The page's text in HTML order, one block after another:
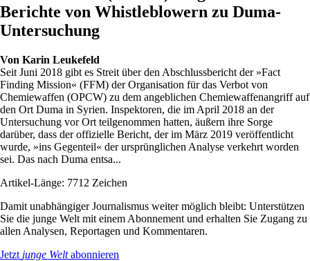
Berichte von Whistleblowern zu Duma-
Untersuchung
Von Karin Leukefeld
Seit Juni 2018 gibt es Streit über den Abschlussbericht der »Fact
Finding Mission« (FFM) der Organisation für das Verbot von
Chemiewaffen (OPCW) zu dem angeblichen Chemiewaffenangriff auf
den Ort Duma in Syrien. Inspektoren, die im April 2018 an der
Untersuchung vor Ort teilgenommen hatten, äußern ihre Sorge
darüber, dass der offizielle Bericht, der im März 2019 veröffentlicht
wurde, »ins Gegenteil« der ursprünglichen Analyse verkehrt worden
sei. Das nach Duma entsa...
Artikel-Länge: 7712 Zeichen
Damit unabhängiger Journalismus weiter möglich bleibt: Unterstützen
Sie die junge Welt mit einem Abonnement und erhalten Sie Zugang zu
allen Analysen, Reportagen und Kommentaren.
Jetzt junge Weltabonnieren